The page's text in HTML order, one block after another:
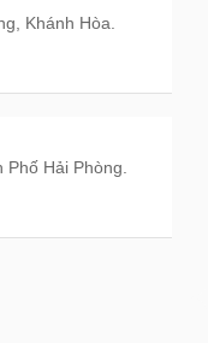
Khánh Hòa.
Phố Hải Phòng.